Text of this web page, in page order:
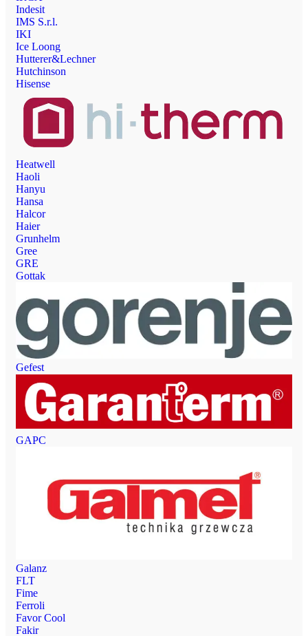
Indesit
IMS S.r.l.
IKI
Ice Loong
Hutterer&Lechner
Hutchinson
Hisense
Heatwell
Haoli
Hanyu
Hansa
Halcor
Haier
Grunhelm
Gree
GRE
Gottak
Gefest
GAPC
Galanz
FLT
Fime
Ferroli
Favor Cool
Fakir